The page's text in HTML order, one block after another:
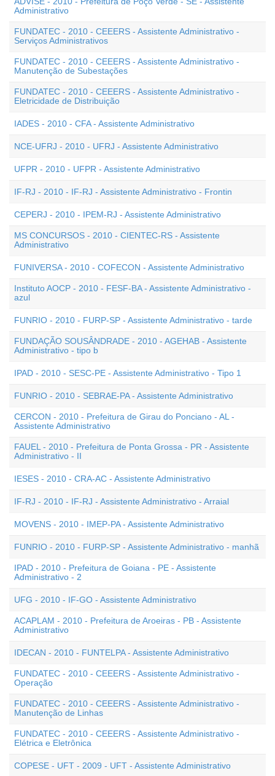
Administrativo
FUNDATEC - 2010 - CEEERS - Assistente Administrativo -
Serviços Administrativos
FUNDATEC - 2010 - CEEERS - Assistente Administrativo -
Manutenção de Subestações
FUNDATEC - 2010 - CEEERS - Assistente Administrativo -
Eletricidade de Distribuição
IADES - 2010 - CFA - Assistente Administrativo
NCE-UFRJ - 2010 - UFRJ - Assistente Administrativo
UFPR - 2010 - UFPR - Assistente Administrativo
IF-RJ - 2010 - IF-RJ - Assistente Administrativo - Frontin
CEPERJ - 2010 - IPEM-RJ - Assistente Administrativo
MS CONCURSOS - 2010 - CIENTEC-RS - Assistente
Administrativo
FUNIVERSA - 2010 - COFECON - Assistente Administrativo
Instituto AOCP - 2010 - FESF-BA - Assistente Administrativo -
azul
FUNRIO - 2010 - FURP-SP - Assistente Administrativo - tarde
FUNDAÇÃO SOUSÂNDRADE - 2010 - AGEHAB - Assistente
Administrativo - tipo b
IPAD - 2010 - SESC-PE - Assistente Administrativo - Tipo 1
FUNRIO - 2010 - SEBRAE-PA - Assistente Administrativo
CERCON - 2010 - Prefeitura de Girau do Ponciano - AL -
Assistente Administrativo
FAUEL - 2010 - Prefeitura de Ponta Grossa - PR - Assistente
Administrativo - II
IESES - 2010 - CRA-AC - Assistente Administrativo
IF-RJ - 2010 - IF-RJ - Assistente Administrativo - Arraial
MOVENS - 2010 - IMEP-PA - Assistente Administrativo
FUNRIO - 2010 - FURP-SP - Assistente Administrativo - manhã
IPAD - 2010 - Prefeitura de Goiana - PE - Assistente
Administrativo - 2
UFG - 2010 - IF-GO - Assistente Administrativo
ACAPLAM - 2010 - Prefeitura de Aroeiras - PB - Assistente
Administrativo
IDECAN - 2010 - FUNTELPA - Assistente Administrativo
FUNDATEC - 2010 - CEEERS - Assistente Administrativo -
Operação
FUNDATEC - 2010 - CEEERS - Assistente Administrativo -
Manutenção de Linhas
FUNDATEC - 2010 - CEEERS - Assistente Administrativo -
Elétrica e Eletrônica
COPESE - UFT - 2009 - UFT - Assistente Administrativo